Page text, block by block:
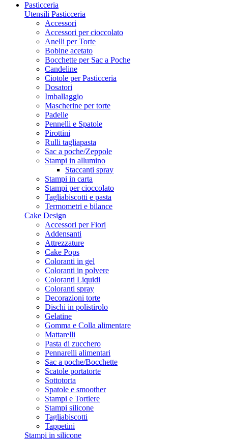
Pasticceria
Utensili Pasticceria
Accessori
Accessori per cioccolato
Anelli per Torte
Bobine acetato
Bocchette per Sac a Poche
Candeline
Ciotole per Pasticceria
Dosatori
Imballaggio
Mascherine per torte
Padelle
Pennelli e Spatole
Pirottini
Rulli tagliapasta
Sac a poche/Zeppole
Stampi in allumino
Staccanti spray
Stampi in carta
Stampi per cioccolato
Tagliabiscotti e pasta
Termometri e bilance
Cake Design
Accessori per Fiori
Addensanti
Attrezzature
Cake Pops
Coloranti in gel
Coloranti in polvere
Coloranti Liquidi
Coloranti spray
Decorazioni torte
Dischi in polistirolo
Gelatine
Gomma e Colla alimentare
Mattarelli
Pasta di zucchero
Pennarelli alimentari
Sac a poche/Bocchette
Scatole portatorte
Sottotorta
Spatole e smoother
Stampi e Tortiere
Stampi silicone
Tagliabiscotti
Tappetini
Stampi in silicone